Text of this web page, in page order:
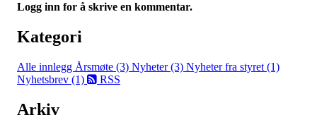
Logg inn for å skrive en kommentar.
Kategori
Alle innlegg Årsmøte (3) Nyheter (3) Nyheter fra styret (1)
Nyhetsbrev (1)
RSS
Arkiv